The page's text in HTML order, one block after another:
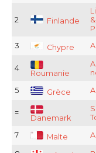
2 Finlande
3 Chypre
4
Roumanie
5 Grèce
=
Danemark
7 Malte